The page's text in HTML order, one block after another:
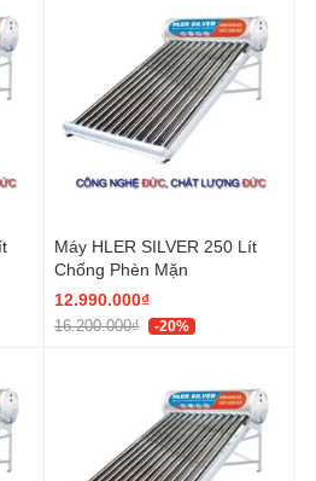
Máy HLER SILVER 250 Lít
Chống Phèn Mặn
12.990.000₫
16.200.000₫ -20%